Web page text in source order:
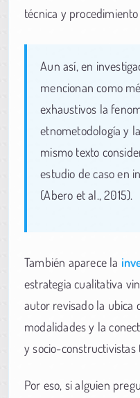
técnica y
Aun así, en
mencionan como
exhaustivos la
etnometodología y
mismo texto
estudio de caso en
(Abero et al., 2015).
También aparece la
estrategia cualitativa
autor revisado la ubica
modalidades y la
y socio-constructivistas
Por eso, si alguien